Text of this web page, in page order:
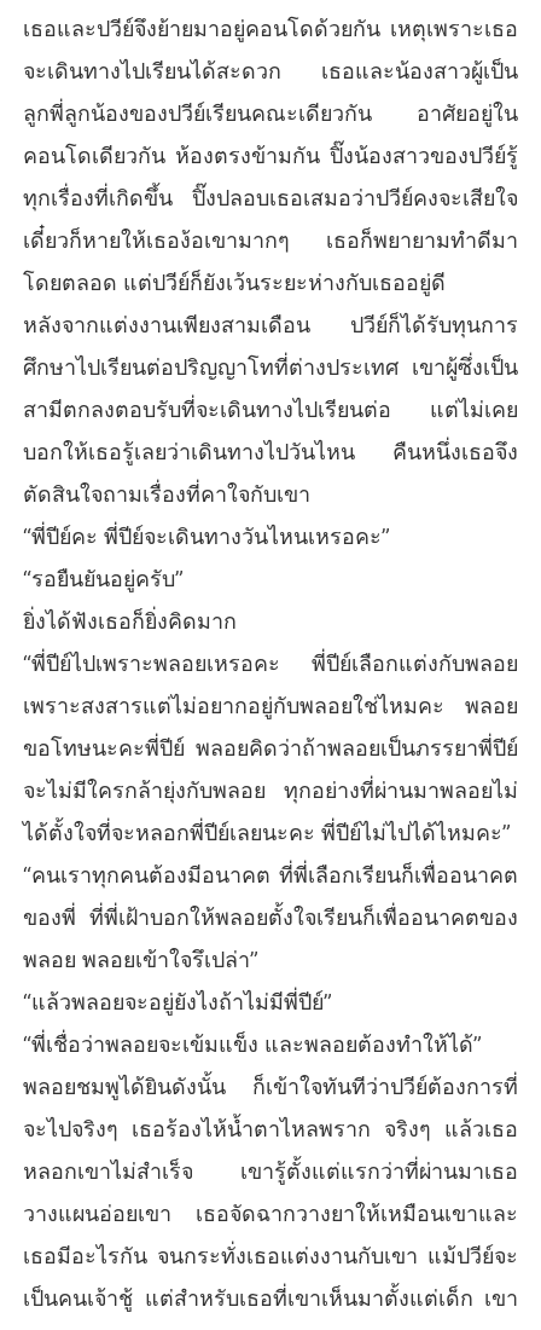
“พี่ปีย์อย่าค่ะ พลอยอาย”
พลอยชมพูใช้สองมือปิดหน้า ปวีย์เงยหน้ามองเธอแล้วหัวเราะเ
บา ๆ จากนั้นใช้มือทั้งสองข้างจังเข่าทั้งสองของเธอและดันมัน
ขึ้นมาให้ตั้งชันขึ้นพร้อมกับก้มลงไปดูดดื่มกับน้ำหวานที่ไหลเยิ้
มออกมารออยู่แล้ว เขาใช้ปลายลิ้นสีแดงสด ค่อยๆละเลียดชิม
น้ำหวานครั้งแล้วครั้งเล่า สร้างความเสียวซ่านให้กับพลอยชมพู
เป็นอย่างยิ่ง เธอค่อยๆ แอ่นสะโพกขยับตามลิ้นแสนร้ายของเข
า...
เธอและปวีย์จึงย้ายมาอยู่คอนโดด้วยกัน เหตุเพราะเธอ
จะเดินทางไปเรียนได้สะดวก เธอและน้องสาวผู้เป็น
ลูกพี่ลูกน้องของปวีย์เรียนคณะเดียวกัน อาศัยอยู่ใน
คอนโดเดียวกัน ห้องตรงข้ามกัน ปิ๊งน้องสาวของปวีย์รู้
ทุกเรื่องที่เกิดขึ้น ปิ๊งปลอบเธอเสมอว่าปวีย์คงจะเสียใจ
เดี๋ยวก็หายให้เธอง้อเขามากๆ เธอก็พยายามทำดีมา
โดยตลอด แต่ปวีย์ก็ยังเว้นระยะห่างกับเธออยู่ดี
หลังจากแต่งงานเพียงสามเดือน ปวีย์ก็ได้รับทุนการ
ศึกษาไปเรียนต่อปริญญาโทที่ต่างประเทศ เขาผู้ซึ่งเป็น
สามีตกลงตอบรับที่จะเดินทางไปเรียนต่อ แต่ไม่เคย
บอกให้เธอรู้เลยว่าเดินทางไปวันไหน คืนหนึ่งเธอจึง
ตัดสินใจถามเรื่องที่คาใจกับเขา
“พี่ปีย์คะ พี่ปีย์จะเดินทางวันไหนเหรอคะ”
“รอยืนยันอยู่ครับ”
ยิ่งได้ฟังเธอก็ยิ่งคิดมาก
“พี่ปีย์ไปเพราะพลอยเหรอคะ พี่ปีย์เลือกแต่งกับพลอย
เพราะสงสารแต่ไม่อยากอยู่กับพลอยใช่ไหมคะ พลอย
ขอโทษนะคะพี่ปีย์ พลอยคิดว่าถ้าพลอยเป็นภรรยาพี่ปีย์
จะไม่มีใครกล้ายุ่งกับพลอย ทุกอย่างที่ผ่านมาพลอยไม่
ได้ตั้งใจที่จะหลอกพี่ปีย์เลยนะคะ พี่ปีย์ไม่ไปได้ไหมคะ”
“คนเราทุกคนต้องมีอนาคต ที่พี่เลือกเรียนก็เพื่ออนาคต
ของพี่ ที่พี่เฝ้าบอกให้พลอยตั้งใจเรียนก็เพื่ออนาคตของ
พลอย พลอยเข้าใจรึเปล่า”
“แล้วพลอยจะอยู่ยังไงถ้าไม่มีพี่ปีย์”
“พี่เชื่อว่าพลอยจะเข้มแข็ง และพลอยต้องทำให้ได้”
พลอยชมพูได้ยินดังนั้น ก็เข้าใจทันทีว่าปวีย์ต้องการที่
จะไปจริงๆ เธอร้องไห้น้ำตาไหลพราก จริงๆ แล้วเธอ
หลอกเขาไม่สำเร็จ เขารู้ตั้งแต่แรกว่าที่ผ่านมาเธอ
วางแผนอ่อยเขา เธอจัดฉากวางยาให้เหมือนเขาและ
เธอมีอะไรกัน จนกระทั่งเธอแต่งงานกับเขา แม้ปวีย์จะ
เป็นคนเจ้าชู้ แต่สำหรับเธอที่เขาเห็นมาตั้งแต่เด็ก เขา